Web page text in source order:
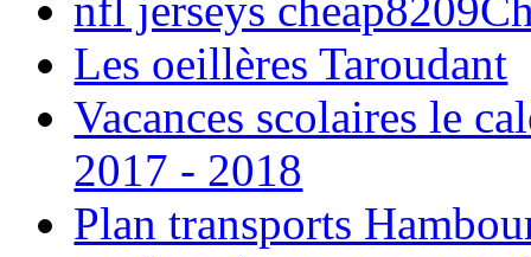
Les oeillères Taroudant
Vacances scolaires le
2017 - 2018
Plan transports